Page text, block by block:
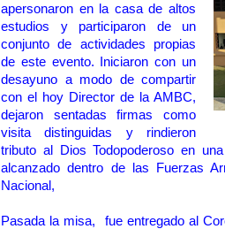
apersonaron en la casa de altos
estudios y participaron de un
conjunto de actividades propias
de este evento. Iniciaron con un
desayuno a modo de compartir
con el hoy Director de la AMBC,
dejaron sentadas firmas como
visita distinguidas y rindieron
tributo al Dios Todopoderoso en
alcanzado dentro de las Fuerzas
Nacional,
Pasada la misa, fue entregado al